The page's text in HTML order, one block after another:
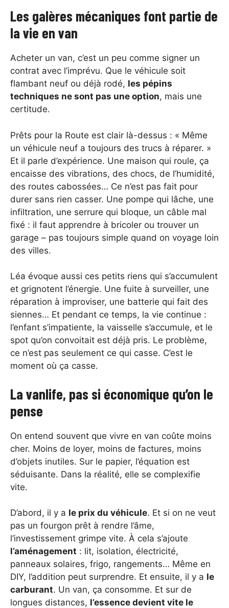
Les galères mécaniques font partie de
la vie en van
Acheter un van, c’est un peu comme signer un
contrat avec l’imprévu. Que le véhicule soit
flambant neuf ou déjà rodé, les pépins
techniques ne sont pas une option, mais une
certitude.
Prêts pour la Route est clair là-dessus : « Même
un véhicule neuf a toujours des trucs à réparer. »
Et il parle d’expérience. Une maison qui roule, ça
encaisse des vibrations, des chocs, de l’humidité,
des routes cabossées… Ce n’est pas fait pour
durer sans rien casser. Une pompe qui lâche, une
infiltration, une serrure qui bloque, un câble mal
fixé : il faut apprendre à bricoler ou trouver un
garage – pas toujours simple quand on voyage loin
des villes.
Léa évoque aussi ces petits riens qui s’accumulent
et grignotent l’énergie. Une fuite à surveiller, une
réparation à improviser, une batterie qui fait des
siennes… Et pendant ce temps, la vie continue :
l’enfant s’impatiente, la vaisselle s’accumule, et le
spot qu’on convoitait est déjà pris. Le problème,
ce n’est pas seulement ce qui casse. C’est le
moment où ça casse.
La vanlife, pas si économique qu’on le
pense
On entend souvent que vivre en van coûte moins
cher. Moins de loyer, moins de factures, moins
d’objets inutiles. Sur le papier, l’équation est
séduisante. Dans la réalité, elle se complexifie
vite.
D’abord, il y a le prix du véhicule. Et si on ne veut
pas un fourgon prêt à rendre l’âme,
l’investissement grimpe vite. À cela s’ajoute
l’aménagement : lit, isolation, électricité,
panneaux solaires, frigo, rangements… Même en
DIY, l’addition peut surprendre. Et ensuite, il y a le
carburant. Un van, ça consomme. Et sur de
longues distances, l’essence devient vite le